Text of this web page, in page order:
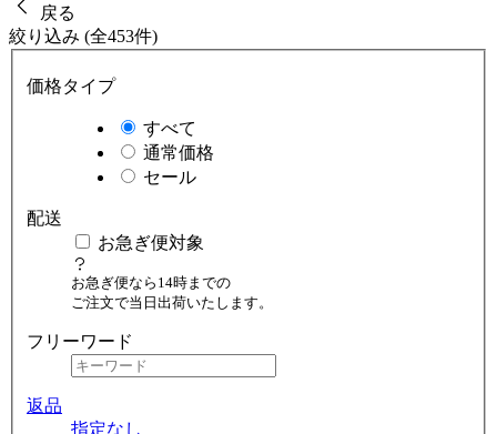
戻る
絞り込み (全453件)
価格タイプ
すべて
通常価格
セール
配送
お急ぎ便対象
お急ぎ便なら14時までの
ご注文で当日出荷いたします。
フリーワード
返品
指定なし